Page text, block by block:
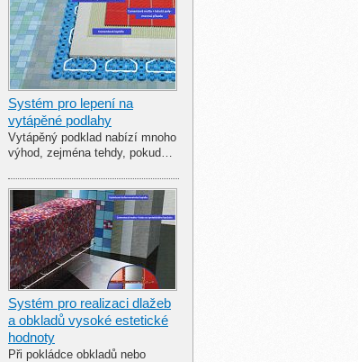
Systém pro lepení na
vytápěné podlahy
Vytápěný podklad nabízí mnoho
výhod, zejména tehdy, pokud…
Systém pro realizaci dlažeb
a obkladů vysoké estetické
hodnoty
Při pokládce obkladů nebo